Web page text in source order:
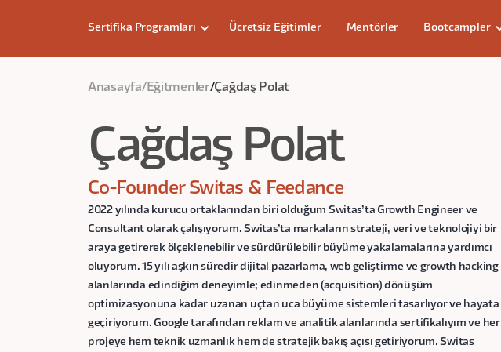
Sertifika Programları Ücretsiz Eğitimler Mentörler Bootcampler
Anasayfa/ Eğitmenler/Çağdaş Polat
Çağdaş Polat
Co-Founder Switas & Feedance
2022 yılında kurucu ortaklarından biri olduğum Switas’ta Growth Engineer ve
Consultant olarak çalışıyorum. Switas’ta markaların strateji, veri ve teknolojiyi bir
araya getirerek ölçeklenebilir ve sürdürülebilir büyüme yakalamalarına yardımcı
oluyorum. 15 yılı aşkın süredir dijital pazarlama, web geliştirme ve growth hacking
alanlarında edindiğim deneyimle; edinmeden (acquisition) dönüşüm
optimizasyonuna kadar uzanan uçtan uca büyüme sistemleri tasarlıyor ve hayata
geçiriyorum. Google tarafından reklam ve analitik alanlarında sertifikalıyım ve her
projeye hem teknik uzmanlık hem de stratejik bakış açısı getiriyorum. Switas